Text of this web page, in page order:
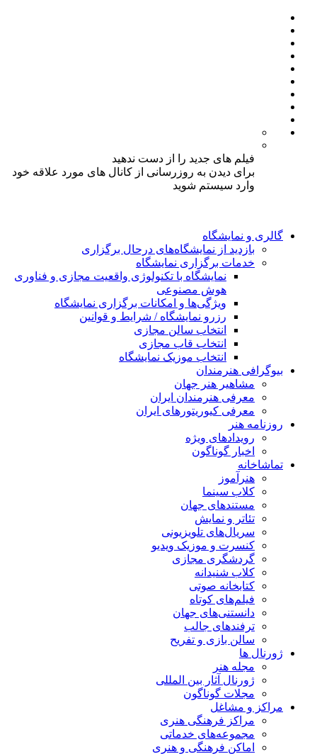
فیلم های جدید را از دست ندهید
برای دیدن به روزرسانی از کانال های مورد علاقه خود
وارد سیستم شوید
گالری و نمایشگاه
بازدید از نمایشگاه‌های درحال برگزاری
خدمات برگزاری نمایشگاه
نمایشگاه با تکنولوژی واقعیت مجازی و فناوری
هوش مصنوعی
ویژگی‌ها و امکانات برگزاری نمایشگاه
رزرو نمایشگاه / شرایط و قوانین
انتخاب سالن مجازی
انتخاب قاب مجازی
انتخاب موزیک نمایشگاه
بیوگرافی هنرمندان
مشاهیر هنر جهان
معرفی هنرمندان ایران
معرفی کیوریتورهای ایران
روزنامه هنر
رویدادهای ویژه
اخبار گوناگون
تماشاخانه
هنرآموز
کلاب سینما
مستندهای جهان
تئاتر و نمایش
سریال‌های تلویزیونی
کنسرت و موزیک ویدیو
گردشگری مجازی
کلاب شنیدانه
کتابخانه صوتی
فیلم‌های کوتاه
دانستنی‌های جهان
ترفندهای جالب
سالن بازی و تفریح
ژورنال ها
مجله هنر
ژورنال آثار بین المللی
مجلات گوناگون
مراکز و مشاغل
مراکز فرهنگی هنری
مجموعه‌های خدماتی
اماکن فرهنگی و هنری